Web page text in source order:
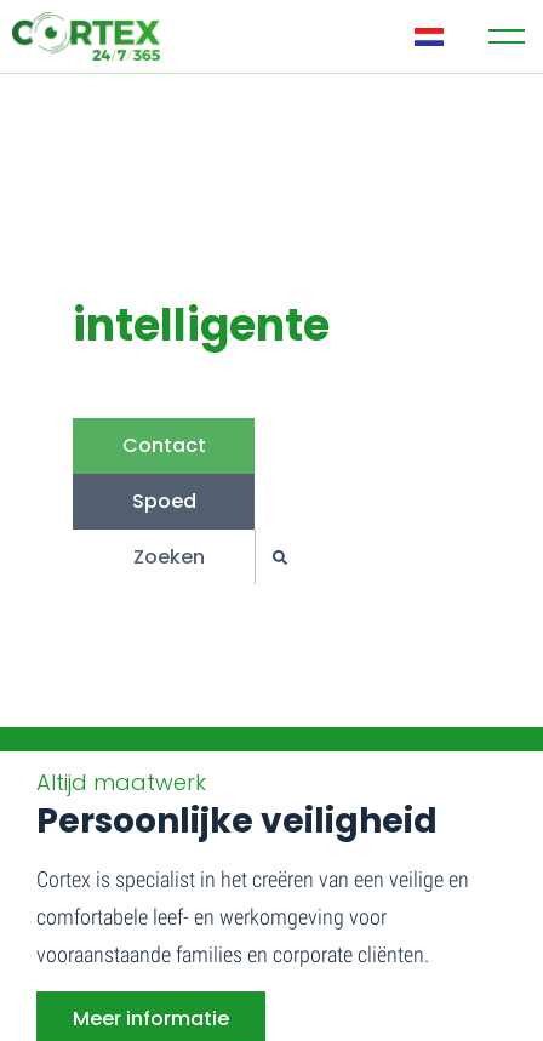
NL
intelligente
Contact
Spoed
Altijd maatwerk
Persoonlijke veiligheid
Cortex is specialist in het creëren van een veilige en
comfortabele leef- en werkomgeving voor
vooraanstaande families en corporate cliënten.
Meer informatie